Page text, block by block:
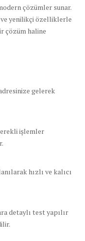
çözümler sunar.
ve yenilikçi özelliklerle
çözüm haline
gelerek
işlemler
hızlı ve kalıcı
detaylı test yapılır